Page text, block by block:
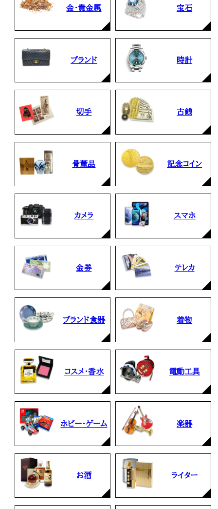
金・貴金属 宝石
ブランド 時計
切手 古銭
骨董品 記念コイン
カメラ スマホ
金券 テレカ
ブランド食器 着物
コスメ・香水 電動工具
ホビー・ゲーム 楽器
お酒 ライター